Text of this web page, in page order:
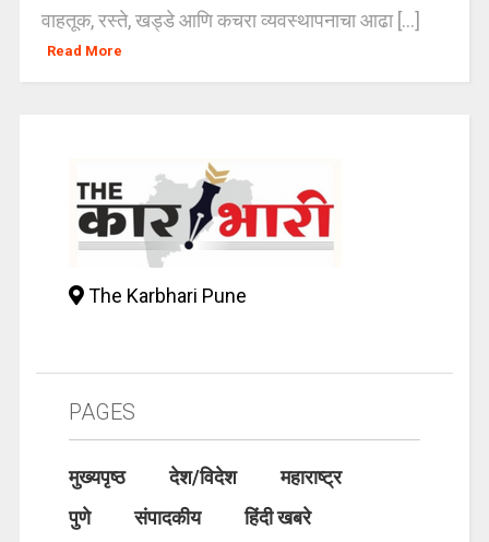
वाहतूक, रस्ते, खड्डे आणि कचरा व्यवस्थापनाचा आढा [...]
Read More
The Karbhari Pune
PAGES
मुख्यपृष्ठ देश/विदेश
महाराष्ट्र
पुणे
संपादकीय
हिंदी खबरे